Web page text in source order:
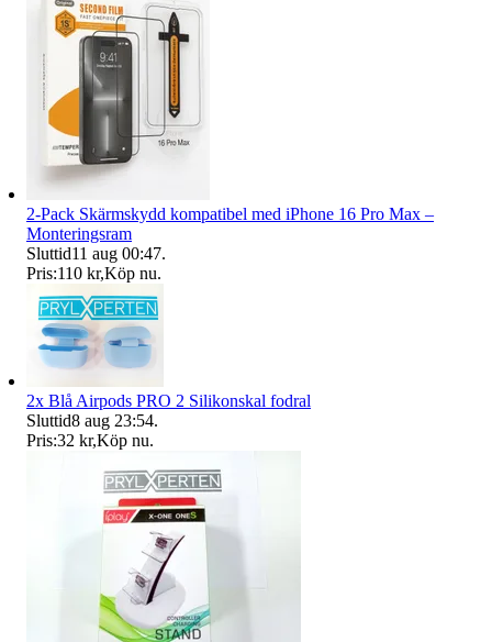
2-Pack Skärmskydd kompatibel med iPhone 16 Pro Max –
Monteringsram
Sluttid11 aug 00:47.
Pris:110 kr,Köp nu.
2x Blå Airpods PRO 2 Silikonskal fodral
Sluttid8 aug 23:54.
Pris:32 kr,Köp nu.